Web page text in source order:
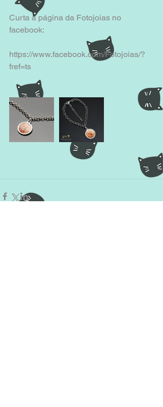
Curta a página da Fotojoias no
facebook:
https://www.facebook.com/Fotojoias/?
fref=ts